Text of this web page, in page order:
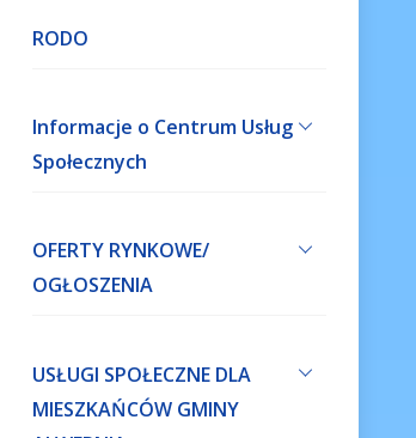
RODO
Informacje o Centrum Usług
Społecznych
OFERTY RYNKOWE/
OGŁOSZENIA
USŁUGI SPOŁECZNE DLA
MIESZKAŃCÓW GMINY